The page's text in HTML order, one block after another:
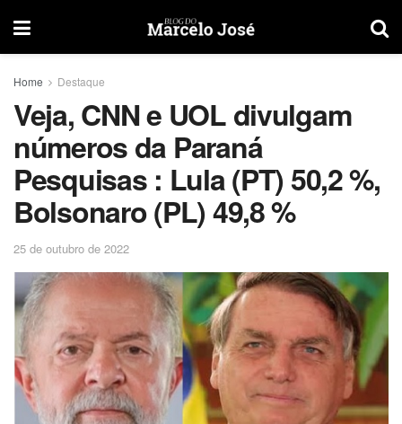
Home Destaque
Veja, CNN e UOL divulgam
números da Paraná
Pesquisas : Lula (PT) 50,2 %,
Bolsonaro (PL) 49,8 %
25 de outubro de 2022